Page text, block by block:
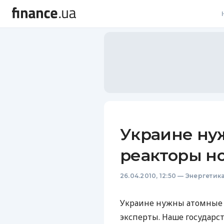
Украине
реакторы
26.04.2010, 12:50 — Энергетика
Украине нужны атомные
эксперты. Наше